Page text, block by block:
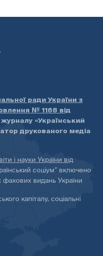
ради України з
№ 1168 від
журналу «Український
друкованого медіа
і науки України від
соціум” включено
фахових видань України
капіталу, соціальні